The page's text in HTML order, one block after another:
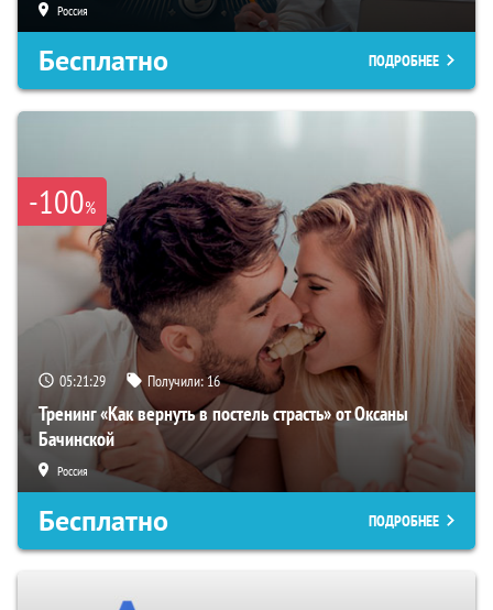
Россия
Бесплатно ПОДРОБНЕЕ
-100%
05:21:28 Получили:16
Тренинг «Как вернуть в постель страсть» от Оксаны
Бачинской
Россия
Бесплатно ПОДРОБНЕЕ